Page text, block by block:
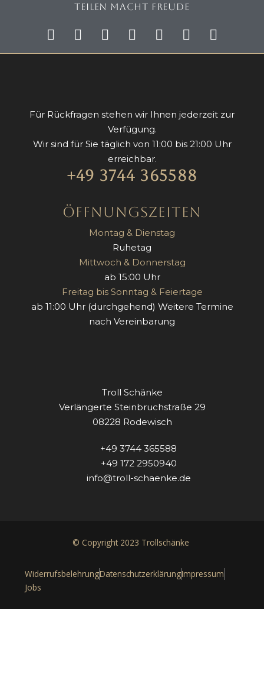
Teilen macht Freude
Troll Schänke
Verlängerte Steinbruchstraße 29
08228 Rodewisch
+49 3744 365588
+49 172 2950940
info@troll-schaenke.de
Für Rückfragen stehen wir Ihnen jederzeit zur
Verfügung.
Wir sind für Sie täglich von 11:00 bis 21:00 Uhr
erreichbar.
+49 3744 365588
Öffnungszeiten
Montag & Dienstag
Ruhetag
Mittwoch & Donnerstag
ab 15:00 Uhr
Freitag bis Sonntag & Feiertage
ab 11:00 Uhr (durchgehend) Weitere Termine
nach Vereinbarung
© Copyright 2023 Trollschänke
WiderrufsbelehrungDatenschutzerklärungImpressum
Jobs